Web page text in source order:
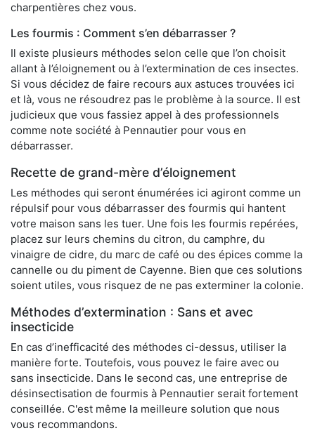
charpentières chez vous.
Les fourmis : Comment s’en débarrasser ?
Il existe plusieurs méthodes selon celle que l’on choisit
allant à l’éloignement ou à l’extermination de ces insectes.
Si vous décidez de faire recours aux astuces trouvées ici
et là, vous ne résoudrez pas le problème à la source. Il est
judicieux que vous fassiez appel à des professionnels
comme note société à Pennautier pour vous en
débarrasser.
Recette de grand-mère d’éloignement
Les méthodes qui seront énumérées ici agiront comme un
répulsif pour vous débarrasser des fourmis qui hantent
votre maison sans les tuer. Une fois les fourmis repérées,
placez sur leurs chemins du citron, du camphre, du
vinaigre de cidre, du marc de café ou des épices comme la
cannelle ou du piment de Cayenne. Bien que ces solutions
soient utiles, vous risquez de ne pas exterminer la colonie.
Méthodes d’extermination : Sans et avec
insecticide
En cas d’inefficacité des méthodes ci-dessus, utiliser la
manière forte. Toutefois, vous pouvez le faire avec ou
sans insecticide. Dans le second cas, une entreprise de
désinsectisation de fourmis à Pennautier serait fortement
conseillée. C'est même la meilleure solution que nous
vous recommandons.